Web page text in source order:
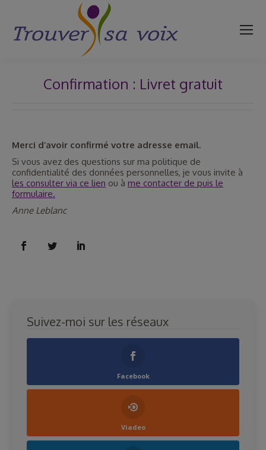
Confirmation : Livret gratuit
Merci d’avoir confirmé votre adresse email.
Si vous avez des questions sur ma politique de
confidentialité des données personnelles, je vous invite à
les consulter via ce lien ou à me contacter de puis le
formulaire.
Anne Leblanc
Suivez-moi sur les réseaux
Facebook
Viadeo